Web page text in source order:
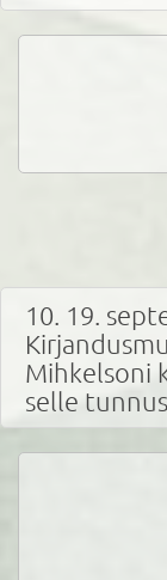
10. 19.
Mihkelsoni
selle